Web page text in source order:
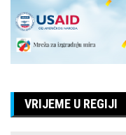
VRIJEME U REGIJI